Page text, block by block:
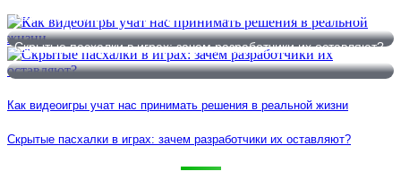
Как видеоигры учат нас принимать решения в реальной жизни
Скрытые пасхалки в играх: зачем разработчики их оставляют?
Как видеоигры учат нас принимать решения в реальной жизни
Скрытые пасхалки в играх: зачем разработчики их оставляют?